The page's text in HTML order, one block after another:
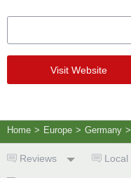
Visit Website
Home > Europe > Germany >
Reviews Local